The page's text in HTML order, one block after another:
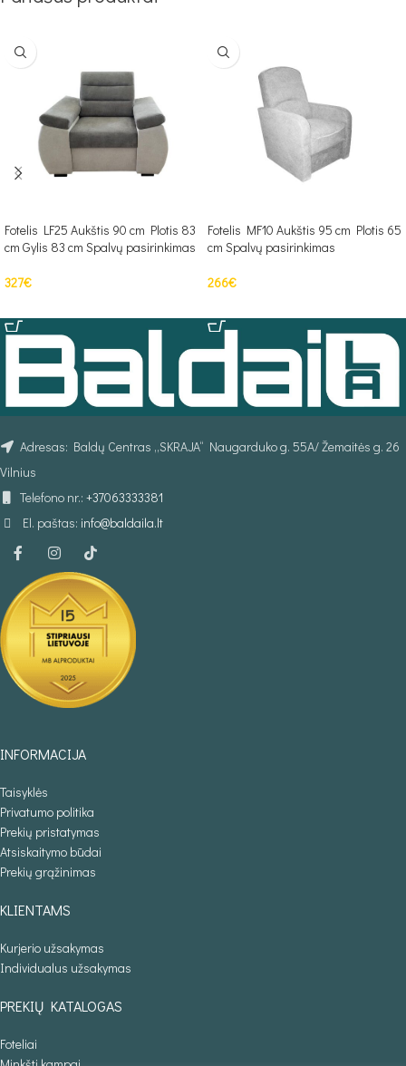
Fotelis LF25 Aukštis 90 cm Plotis 83
cm Gylis 83 cm Spalvų pasirinkimas
327€
Fotelis MF10 Aukštis 95 cm Plotis 65
cm Spalvų pasirinkimas
266€
Adresas: Baldų Centras „SKRAJA“ Naugarduko g. 55A/ Žemaitės g. 26
Vilnius
Telefono nr.: +37063333381
El. paštas: info@baldaila.lt
INFORMACIJA
Taisyklės
Privatumo politika
Prekių pristatymas
Atsiskaitymo būdai
Prekių grąžinimas
KLIENTAMS
Kurjerio užsakymas
Individualus užsakymas
PREKIŲ KATALOGAS
Foteliai